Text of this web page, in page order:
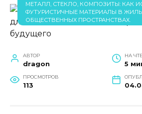
МЕТАЛЛ, СТЕКЛО, КОМПОЗИТЫ: КАК
ФУТУРИСТИЧНЫЕ МАТЕРИАЛЫ В
ОБЩЕСТВЕННЫХ ПРОСТРАНСТВАХ.
АВТОР
dragon
НА
5
ПРОСМОТРОВ
113